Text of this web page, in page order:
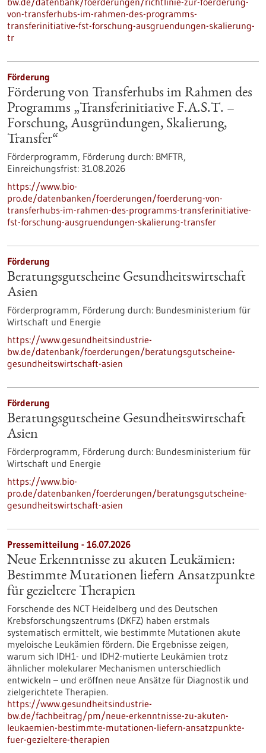
von-transferhubs-im-rahmen-des-programms-
transferinitiative-fst-forschung-ausgruendungen-skalierung-
tr
Förderung
Förderung von Transferhubs im Rahmen des
Programms „Transferinitiative F.A.S.T. –
Forschung, Ausgründungen, Skalierung,
Transfer“
Förderprogramm, Förderung durch: BMFTR,
Einreichungsfrist: 31.08.2026
https://www.bio-
pro.de/datenbanken/foerderungen/foerderung-von-
transferhubs-im-rahmen-des-programms-transferinitiative-
fst-forschung-ausgruendungen-skalierung-transfer
Förderung
Beratungsgutscheine Gesundheitswirtschaft
Asien
Förderprogramm, Förderung durch: Bundesministerium für
Wirtschaft und Energie
https://www.gesundheitsindustrie-
bw.de/datenbank/foerderungen/beratungsgutscheine-
gesundheitswirtschaft-asien
Förderung
Beratungsgutscheine Gesundheitswirtschaft
Asien
Förderprogramm, Förderung durch: Bundesministerium für
Wirtschaft und Energie
https://www.bio-
pro.de/datenbanken/foerderungen/beratungsgutscheine-
gesundheitswirtschaft-asien
Pressemitteilung - 16.07.2026
Neue Erkenntnisse zu akuten Leukämien:
Bestimmte Mutationen liefern Ansatzpunkte
für gezieltere Therapien
Forschende des NCT Heidelberg und des Deutschen
Krebsforschungszentrums (DKFZ) haben erstmals
systematisch ermittelt, wie bestimmte Mutationen akute
myeloische Leukämien fördern. Die Ergebnisse zeigen,
warum sich IDH1- und IDH2-mutierte Leukämien trotz
ähnlicher molekularer Mechanismen unterschiedlich
entwickeln – und eröffnen neue Ansätze für Diagnostik und
zielgerichtete Therapien.
https://www.gesundheitsindustrie-
bw.de/fachbeitrag/pm/neue-erkenntnisse-zu-akuten-
leukaemien-bestimmte-mutationen-liefern-ansatzpunkte-
fuer-gezieltere-therapien